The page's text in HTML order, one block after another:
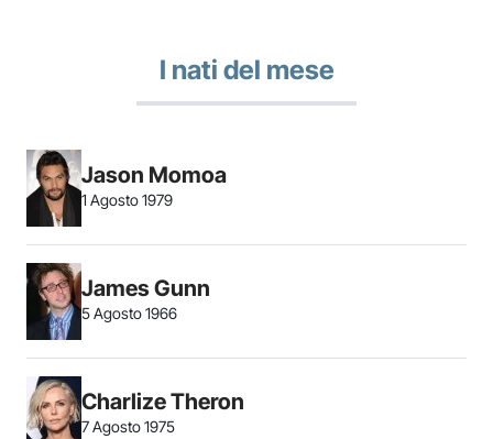
I nati del mese
Jason Momoa
1 Agosto 1979
James Gunn
5 Agosto 1966
Charlize Theron
7 Agosto 1975